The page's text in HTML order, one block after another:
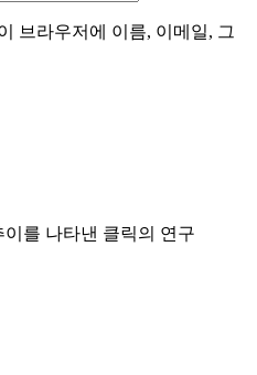
브라우저에 이름, 이메일, 그